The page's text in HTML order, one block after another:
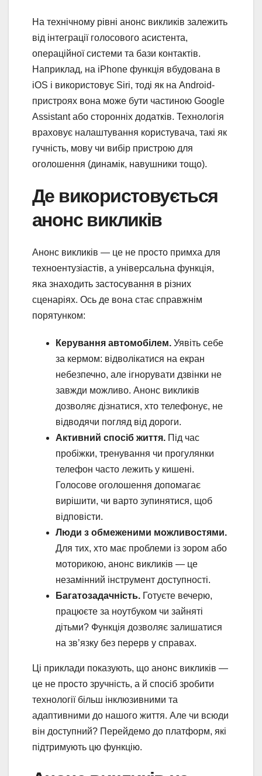
На технічному рівні анонс викликів залежить
від інтеграції голосового асистента,
операційної системи та бази контактів.
Наприклад, на iPhone функція вбудована в
iOS і використовує Siri, тоді як на Android-
пристроях вона може бути частиною Google
Assistant або сторонніх додатків. Технологія
враховує налаштування користувача, такі як
гучність, мову чи вибір пристрою для
оголошення (динамік, навушники тощо).
Де використовується
анонс викликів
Анонс викликів — це не просто примха для
техноентузіастів, а універсальна функція,
яка знаходить застосування в різних
сценаріях. Ось де вона стає справжнім
порятунком:
Керування автомобілем. Уявіть себе
за кермом: відволікатися на екран
небезпечно, але ігнорувати дзвінки не
завжди можливо. Анонс викликів
дозволяє дізнатися, хто телефонує, не
відводячи погляд від дороги.
Активний спосіб життя. Під час
пробіжки, тренування чи прогулянки
телефон часто лежить у кишені.
Голосове оголошення допомагає
вирішити, чи варто зупинятися, щоб
відповісти.
Люди з обмеженими можливостями.
Для тих, хто має проблеми із зором або
моторикою, анонс викликів — це
незамінний інструмент доступності.
Багатозадачність. Готуєте вечерю,
працюєте за ноутбуком чи зайняті
дітьми? Функція дозволяє залишатися
на зв’язку без перерв у справах.
Ці приклади показують, що анонс викликів —
це не просто зручність, а й спосіб зробити
технології більш інклюзивними та
адаптивними до нашого життя. Але чи всюди
він доступний? Перейдемо до платформ, які
підтримують цю функцію.